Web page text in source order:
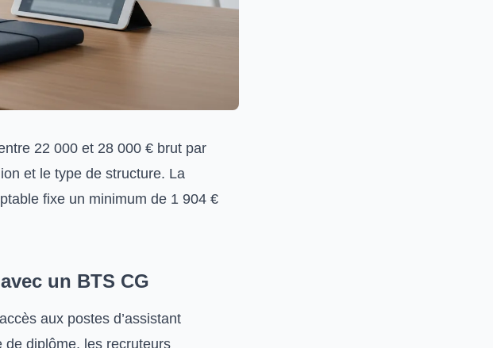
22 000 et 28 000 € brut par
et le type de structure. La
fixe un minimum de 1 904 €
un BTS CG
aux postes d’assistant
diplôme, les recruteurs